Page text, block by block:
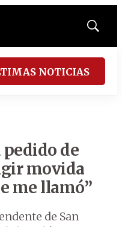
Mostrar
NOTICIAS
de
movida
me llamó”
de San